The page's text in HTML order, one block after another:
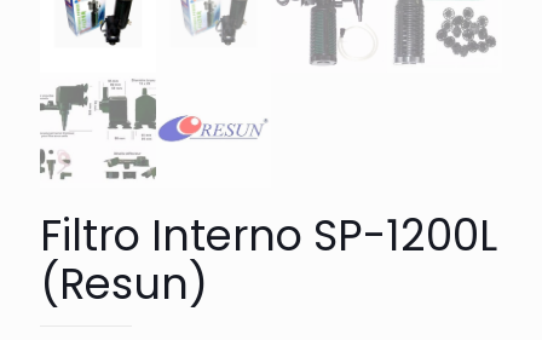
Filtro Interno SP-1200L
(Resun)